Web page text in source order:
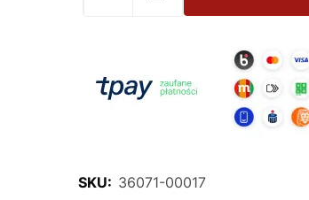
SKU: 36071-00017